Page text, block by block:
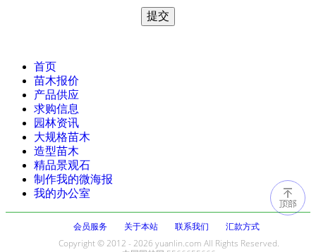
首页
苗木报价
产品供应
求购信息
园林资讯
大规格苗木
造型苗木
精品景观石
制作我的微海报
我的办公室
会员服务 关于本站 联系我们
汇款方式
Copyright © 2012 - 2026 yuanlin.com All Rights Reserved.